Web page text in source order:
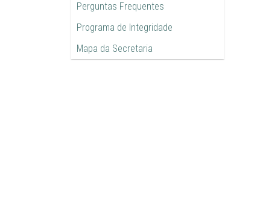
Perguntas Frequentes
Programa de Integridade
Mapa da Secretaria